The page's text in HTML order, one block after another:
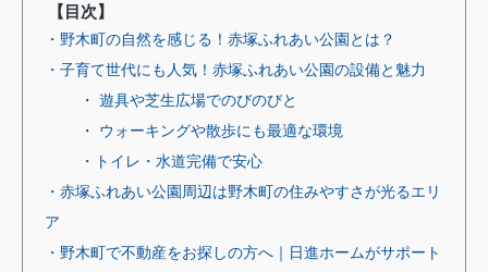
【目次】
・野木町の自然を感じる！赤塚ふれあい公園とは？
・子育て世代にも人気！赤塚ふれあい公園の設備と魅力
・ 遊具や芝生広場でのびのびと
・
ウォーキングや散歩にも最適な環境
・トイレ・水道完備で安心
・赤塚ふれあい公園周辺は野木町の住みやすさが光るエリ
ア
・野木町で不動産をお探しの方へ｜日進ホームがサポート